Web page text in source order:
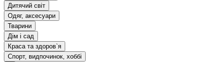
Дитячий світ
Одяг, аксесуари
Тварини
Дім і сад
Краса та здоров`я
Спорт, видпочинок, хоббі